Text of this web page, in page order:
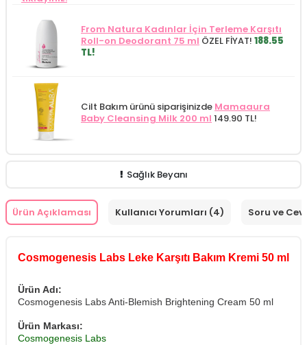
From Natura Kadınlar İçin Terleme Karşıtı
Roll-on Deodorant 75 ml ÖZEL FİYAT! 188.55
TL!
Cilt Bakım ürünü siparişinizde Mamaaura
Baby Cleansing Milk 200 ml 149.90 TL!
Sağlık Beyanı
Ürün Açıklaması Kullanıcı Yorumları (4) Soru ve
Cosmogenesis Labs Leke Karşıtı Bakım Kremi 50 ml
Ürün Adı:
Cosmogenesis Labs Anti-Blemish Brightening Cream 50 ml
Ürün Markası:
Cosmogenesis Labs